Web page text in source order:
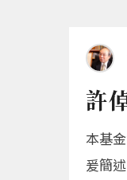
許
本基
爰簡